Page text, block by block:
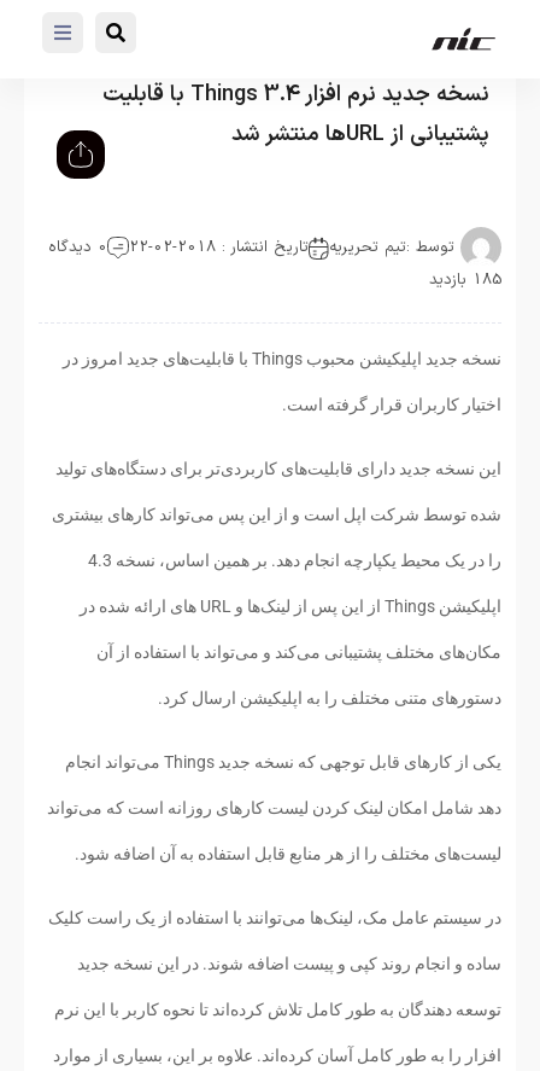
نسخه جدید نرم افزار Things 3.4 با قابلیت
پشتیبانی از URLها منتشر شد
توسط :تیم تحریریه تاریخ انتشار : 2018-02-22
0 دیدگاه
185 بازدید
نسخه جدید اپلیکیشن محبوب Things با قابلیت‌های جدید امروز در
اختیار کاربران قرار گرفته است.
این نسخه جدید دارای قابلیت‌های کاربردی‌تر برای دستگاه‌های تولید
شده توسط شرکت اپل است و از این پس می‌تواند کارهای بیشتری
را در یک محیط یکپارچه انجام دهد. بر همین اساس، نسخه 4.3
اپلیکیشن Things از این پس از لینک‌ها و URL های ارائه شده در
مکان‌های مختلف پشتیبانی می‌کند و می‌تواند با استفاده از آن
دستورهای متنی مختلف را به اپلیکیشن ارسال کرد.
یکی از کارهای قابل توجهی که نسخه جدید Things می‌تواند انجام
دهد شامل امکان لینک کردن لیست کارهای روزانه است که می‌تواند
لیست‌های مختلف را از هر منابع قابل استفاده به آن اضافه شود.
در سیستم عامل مک، لینک‌ها می‌توانند با استفاده از یک راست کلیک
ساده و انجام روند کپی و پیست اضافه شوند. در این نسخه جدید
توسعه دهندگان به طور کامل تلاش کرده‌اند تا نحوه کاربر با این نرم
افزار را به طور کامل آسان کرده‌اند. علاوه بر این، بسیاری از موارد